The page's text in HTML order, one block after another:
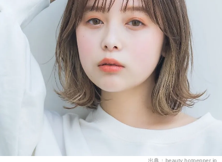
出典：beauty.hotpepper.jp